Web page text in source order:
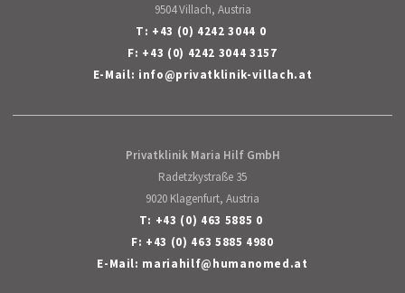
9504 Villach, Austria
T: +43 (0) 4242 3044 0
F: +43 (0) 4242 3044 3157
E-Mail: info@privatklinik-villach.at
Privatklinik Maria Hilf GmbH
Radetzkystraße 35
9020 Klagenfurt, Austria
T: +43 (0) 463 5885 0
F: +43 (0) 463 5885 4980
E-Mail: mariahilf@humanomed.at